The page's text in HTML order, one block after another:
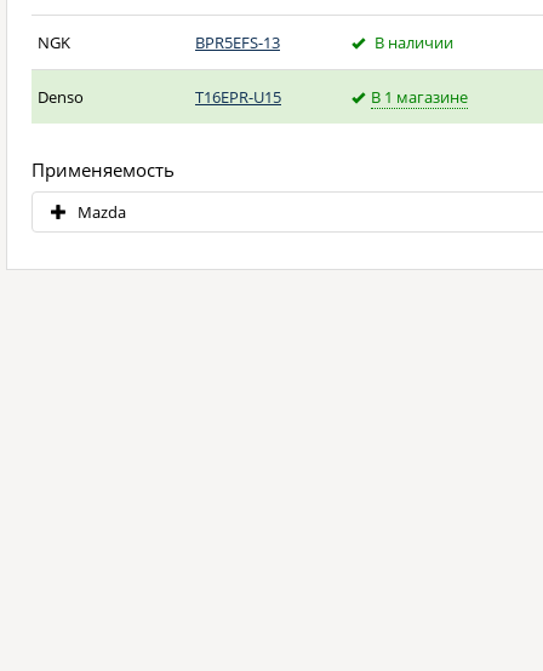
NGK BPR5EFS-13 В наличии
Denso T16EPR-U15 В 1 магазине
Применяемость
Mazda